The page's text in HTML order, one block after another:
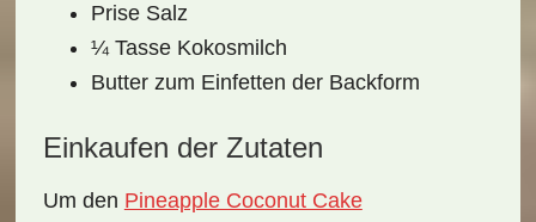
Prise Salz
¼ Tasse Kokosmilch
Butter zum Einfetten der Backform
Einkaufen der Zutaten
Um den Pineapple Coconut Cake